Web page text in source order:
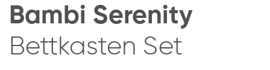
Bambi Serenity
Bettkasten Set